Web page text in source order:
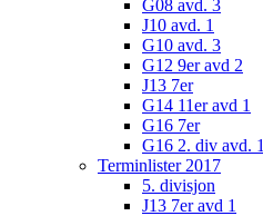
G08 avd. 3
J10 avd. 1
G10 avd. 3
G12 9er avd 2
J13 7er
G14 11er avd 1
G16 7er
G16 2. div avd. 1
Terminlister 2017
5. divisjon
J13 7er avd 1